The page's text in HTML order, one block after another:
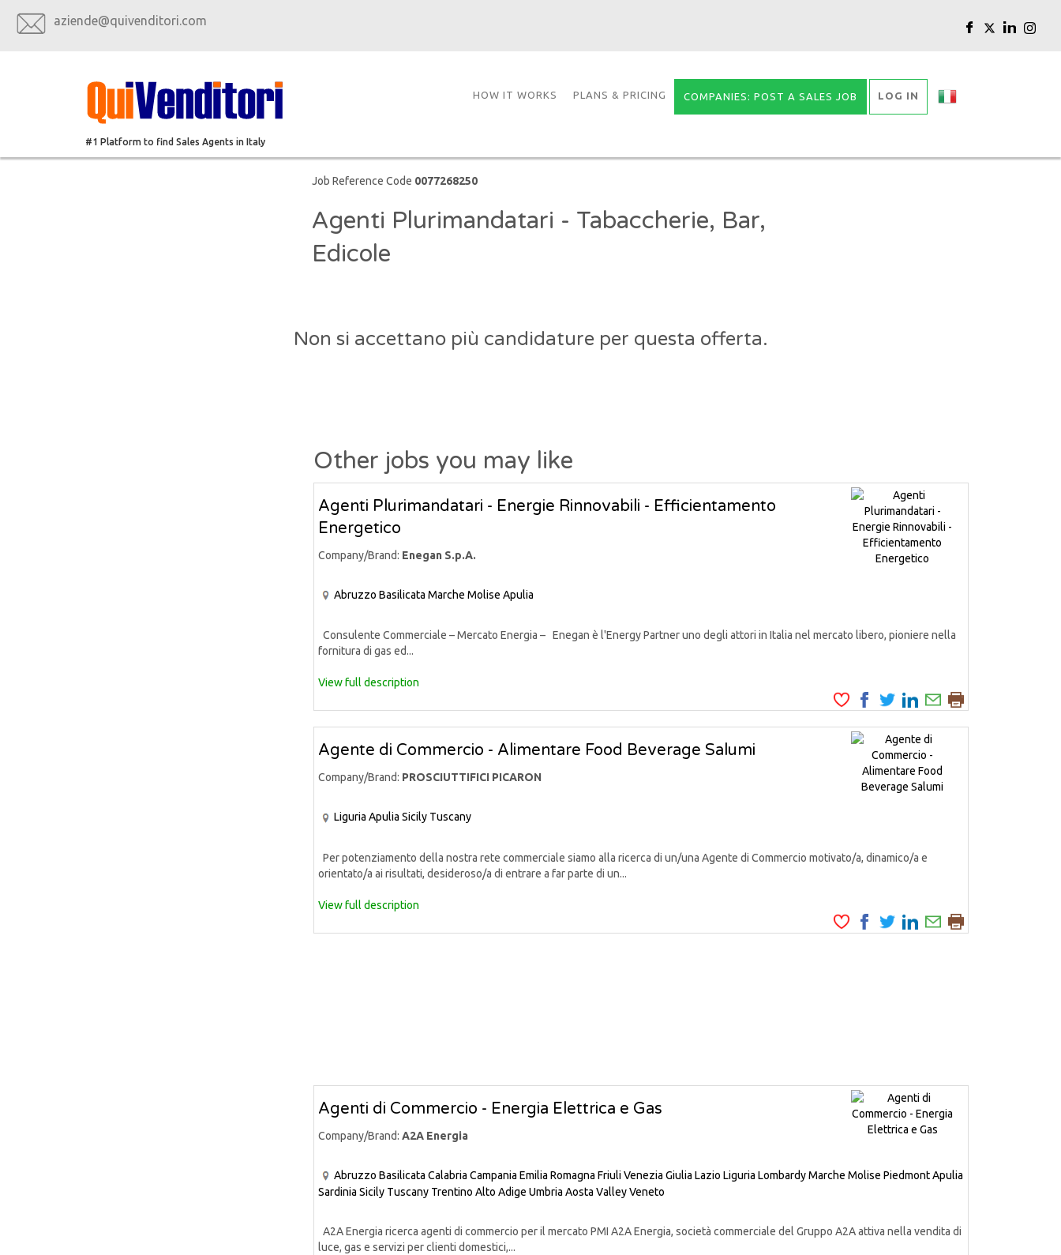
aziende@quivenditori.com
#1 Platform to find Sales Agents in Italy
HOW IT WORKS PLANS & PRICING COMPANIES: POST A SALES JOB LOG IN
Job Reference Code 0077268250
Agenti Plurimandatari - Tabaccherie, Bar,
Edicole
Non si accettano più candidature per questa offerta.
Other jobs you may like
Agenti Plurimandatari - Energie Rinnovabili - Efficientamento
Energetico
Company/Brand: Enegan S.p.A.
Abruzzo Basilicata Marche Molise Apulia
Consulente Commerciale – Mercato Energia – Enegan è l'Energy Partner uno degli attori in Italia nel mercato libero, pioniere nella
fornitura di gas ed...
View full description
Agente di Commercio - Alimentare Food Beverage Salumi
Company/Brand: PROSCIUTTIFICI PICARON
Liguria Apulia Sicily Tuscany
Per potenziamento della nostra rete commerciale siamo alla ricerca di un/una Agente di Commercio motivato/a, dinamico/a e
orientato/a ai risultati, desideroso/a di entrare a far parte di un...
View full description
Agenti di Commercio - Energia Elettrica e Gas
Company/Brand: A2A Energia
Abruzzo Basilicata Calabria Campania Emilia Romagna Friuli Venezia Giulia Lazio Liguria LombardyMarche Molise PiedmontApulia
Sardinia Sicily Tuscany Trentino Alto Adige Umbria Aosta ValleyVeneto
A2A Energia ricerca agenti di commercio per il mercato PMI A2A Energia, società commerciale del Gruppo A2A attiva nella vendita di
luce, gas e servizi per clienti domestici,...